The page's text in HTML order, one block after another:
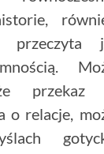
przeczyta
przekaz
o relacje,